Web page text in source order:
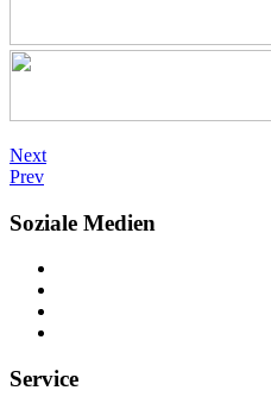
Next
Prev
Soziale Medien
Service